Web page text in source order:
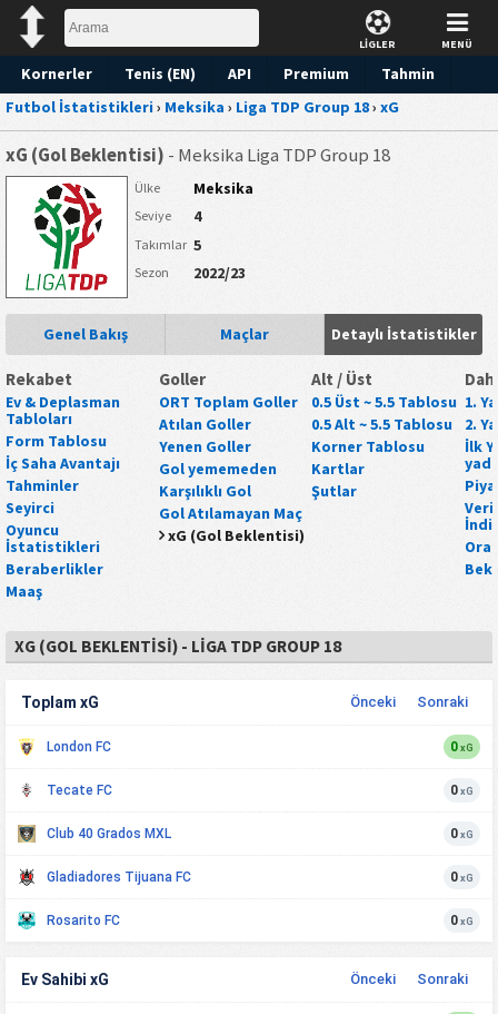
LİGLER MENÜ
Kornerler Tenis (EN) API Premium
Tahmin
Futbol İstatistikleri› Meksika › Liga TDP Group 18› xG
xG (Gol Beklentisi) - Meksika Liga TDP Group 18
Ülke Meksika
Seviye 4
Takımlar 5
Sezon 2022/23
Genel Bakış Maçlar Detaylı İstatistikler
Rekabet
Ev & Deplasman
Tabloları
Form Tablosu
İç Saha Avantajı
Tahminler
Seyirci
Oyuncu
İstatistikleri
Beraberlikler
Maaş
Goller
ORT Toplam Goller
Atılan Goller
Yenen Goller
Gol yememeden
Karşılıklı Gol
Gol Atılamayan Maç
xG (Gol Beklentisi)
Alt / Üst
0.5 Üst ~ 5.5 Tablosu
0.5 Alt ~ 5.5 Tablosu
Korner Tablosu
Kartlar
Şutlar
1.
2.
İlk
Veri
XG (GOL BEKLENTISI) - LIGA TDP GROUP 18
Toplam xG Önceki Sonraki
London FC 0 xG
Tecate FC 0 xG
Club 40 Grados MXL 0 xG
Gladiadores Tijuana FC 0 xG
Rosarito FC 0 xG
Ev Sahibi xG Önceki Sonraki